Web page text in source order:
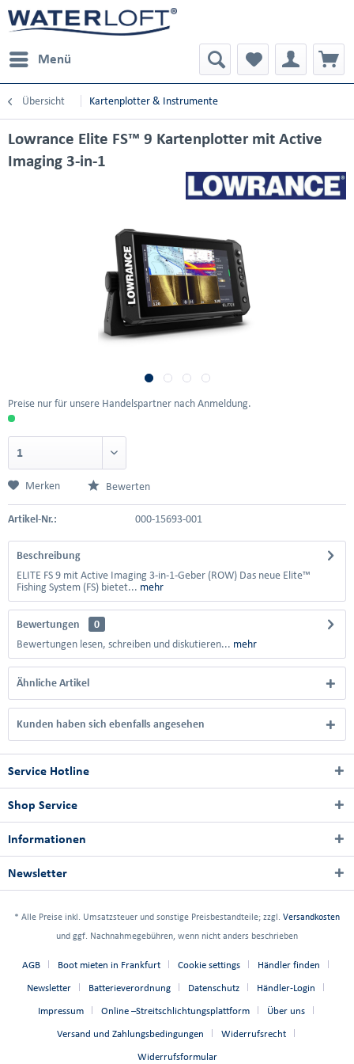
Menü
Übersicht Kartenplotter & Instrumente
Lowrance Elite FS™ 9 Kartenplotter mit Active
Imaging 3-in-1
Preise nur für unsere Handelspartner nach Anmeldung.
Merken Bewerten
Artikel-Nr.: 000-15693-001
Beschreibung
ELITE FS 9 mit Active Imaging 3-in-1-Geber (ROW) Das neue Elite™
Fishing System (FS) bietet... mehr
Bewertungen
0
Bewertungen lesen, schreiben und diskutieren... mehr
Ähnliche Artikel
Kunden haben sich ebenfalls angesehen
Service Hotline
Shop Service
Informationen
Newsletter
* Alle Preise inkl. Umsatzsteuer und sonstige Preisbestandteile; zzgl. Versandkosten
und ggf. Nachnahmegebühren, wenn nicht anders beschrieben
AGB Boot mieten in Frankfurt Cookie settings Händler finden
Newsletter Batterieverordnung Datenschutz Händler-Login
Impressum Online –Streitschlichtungsplattform Über uns
Versand und Zahlungsbedingungen Widerrufsrecht
Widerrufsformular